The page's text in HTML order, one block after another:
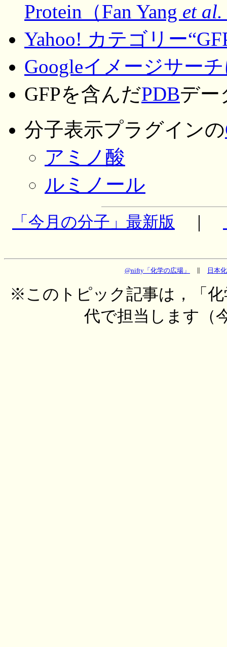
Protein（Fan Yang et al.
Yahoo! カテゴリー
Googleイメージサー
GFPを含んだPDBデ
分子表示プラグインの
アミノ酸
ルミノール
「今月の分子」最新版
@nifty「化学の広場」 ∥ 日本
※このトピック記事は，「
代で担当します（